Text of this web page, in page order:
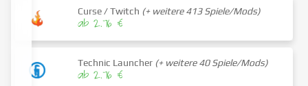
Curse / Twitch (+ weitere 413 Spiele/Mods)
ab 2.76 €
Technic Launcher (+ weitere 40 Spiele/Mods)
ab 2.76 €